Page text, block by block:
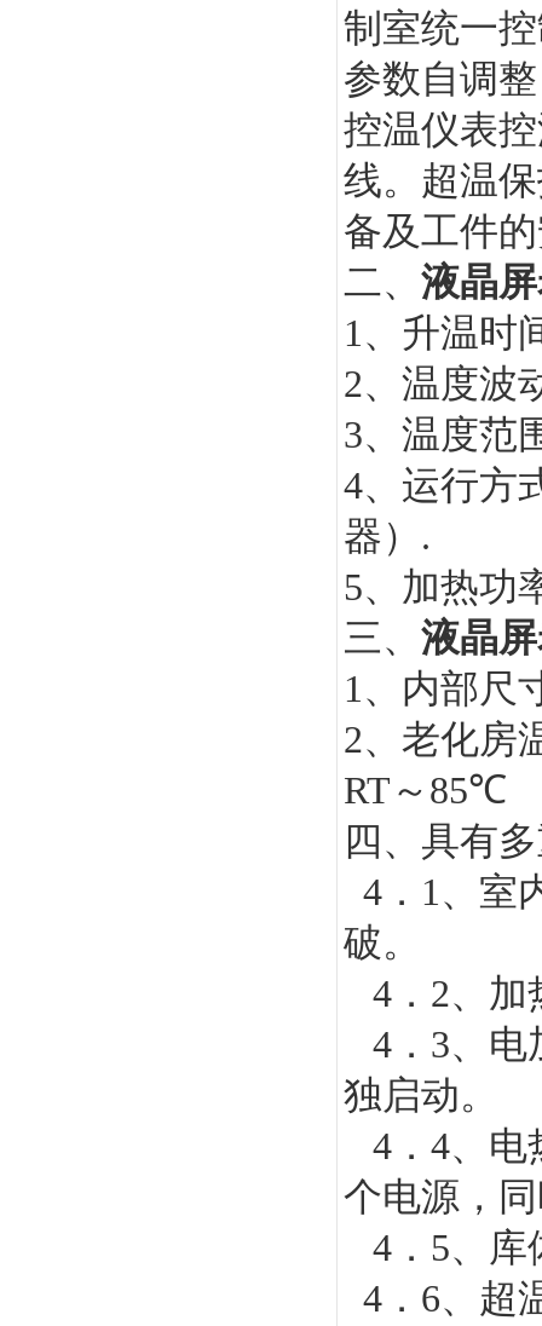
制室统一
参数自调
控温仪表
线。超温
备及工件
二、 液晶
1 、升温时
2、温度波
3、温度范
4、运行方
器） .
5、加热功
三、 液晶
1 、内部尺
2、老化房
RT～85℃
四、具有
4 ． 1 、室
破。
4 ． 2、加
4 ． 3、电
独启动。
4 ． 4、电
个电源，
4 ． 5、库
4 ． 6、超